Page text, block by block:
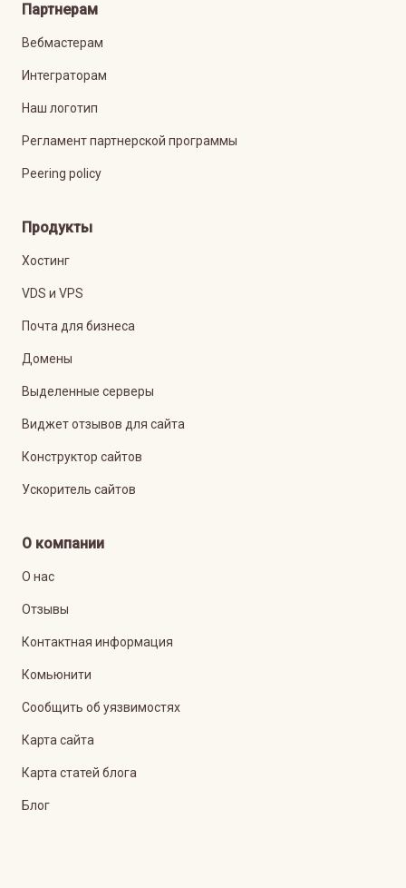
Партнерам
Вебмастерам
Интеграторам
Наш логотип
Регламент партнерской программы
Peering policy
Продукты
Хостинг
VDS и VPS
Почта для бизнеса
Домены
Выделенные серверы
Виджет отзывов для сайта
Конструктор сайтов
Ускоритель сайтов
О компании
О нас
Отзывы
Контактная информация
Комьюнити
Сообщить об уязвимостях
Карта сайта
Карта статей блога
Блог